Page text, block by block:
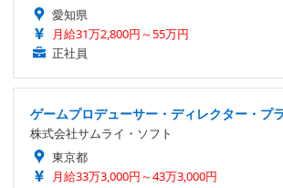
愛知県
月給31万2,800円～55万円
正社員
ゲームプロデューサー・ディレクター・プ
株式会社サムライ・ソフト
東京都
月給33万3,000円～43万3,000円